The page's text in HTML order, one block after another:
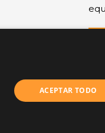
ACEPTAR TODO